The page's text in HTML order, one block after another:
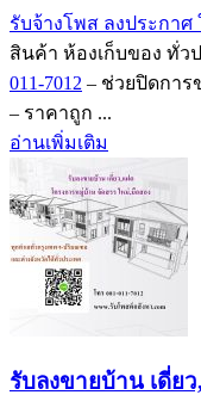
รับจ้างโพส ลงประกาศ
สินค้า ห้องเก็บของ ทั่วป
011-7012 – ช่วยปิดการ
– ราคาถูก ...
อ่านเพิ่มเติม
รับลงขายบ้าน เดี่ย